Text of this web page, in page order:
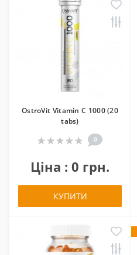
OstroVit Vitamin C 1000 (20
tabs)
0
Ціна : 0 грн.
КУПИТИ